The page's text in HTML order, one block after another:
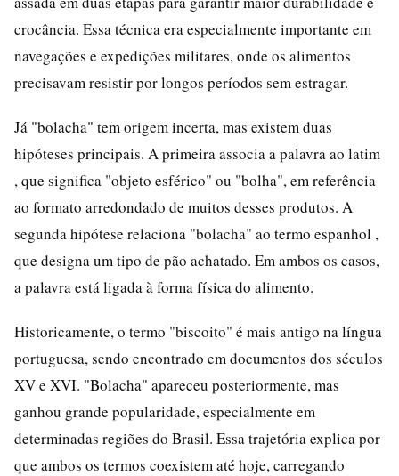
crocância. Essa técnica era especialmente importante em
navegações e expedições militares, onde os alimentos
precisavam resistir por longos períodos sem estragar.
Já "bolacha" tem origem incerta, mas existem duas
hipóteses principais. A primeira associa a palavra ao latim
, que significa "objeto esférico" ou "bolha", em referência
ao formato arredondado de muitos desses produtos. A
segunda hipótese relaciona "bolacha" ao termo espanhol ,
que designa um tipo de pão achatado. Em ambos os casos,
a palavra está ligada à forma física do alimento.
Historicamente, o termo "biscoito" é mais antigo na língua
portuguesa, sendo encontrado em documentos dos séculos
XV e XVI. "Bolacha" apareceu posteriormente, mas
ganhou grande popularidade, especialmente em
determinadas regiões do Brasil. Essa trajetória explica por
que ambos os termos coexistem até hoje, carregando